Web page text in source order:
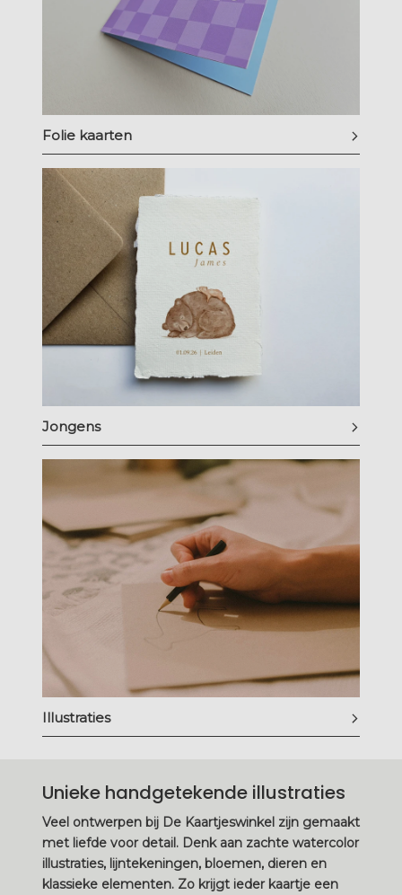
Folie kaarten
Jongens
Illustraties
Unieke handgetekende illustraties
Veel ontwerpen bij De Kaartjeswinkel zijn gemaakt
met liefde voor detail. Denk aan zachte watercolor
illustraties, lijntekeningen, bloemen, dieren en
klassieke elementen. Zo krijgt ieder kaartje een